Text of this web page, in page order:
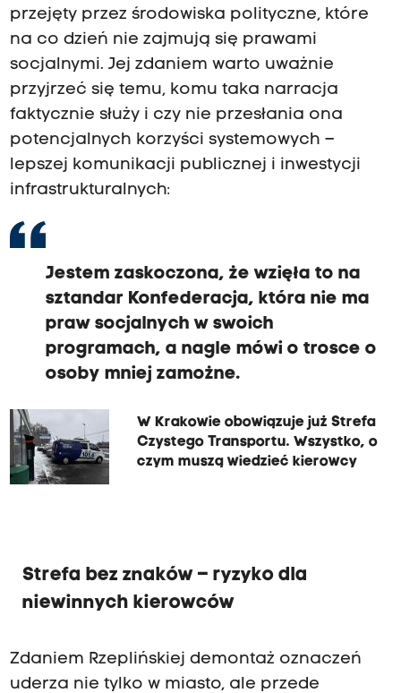
przejęty przez środowiska polityczne, które
na co dzień nie zajmują się prawami
socjalnymi. Jej zdaniem warto uważnie
przyjrzeć się temu, komu taka narracja
faktycznie służy i czy nie przesłania ona
potencjalnych korzyści systemowych –
lepszej komunikacji publicznej i inwestycji
infrastrukturalnych:
Jestem zaskoczona, że wzięła to na
sztandar Konfederacja, która nie ma
praw socjalnych w swoich
programach, a nagle mówi o trosce o
osoby mniej zamożne.
W Krakowie obowiązuje już Strefa
Czystego Transportu. Wszystko, o
czym muszą wiedzieć kierowcy
Strefa bez znaków – ryzyko dla
niewinnych kierowców
Zdaniem Rzeplińskiej demontaż oznaczeń
uderza nie tylko w miasto, ale przede